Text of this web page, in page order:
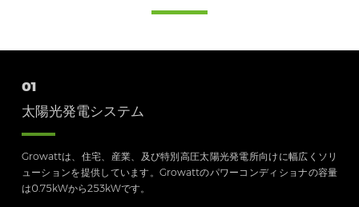
01
太陽光発電システム
Growattは、住宅、産業、及び特別高圧太陽光発電所向けに幅広くソリ
ューションを提供しています。Growattのパワーコンディショナの容量
は0.75kWから253kWです。